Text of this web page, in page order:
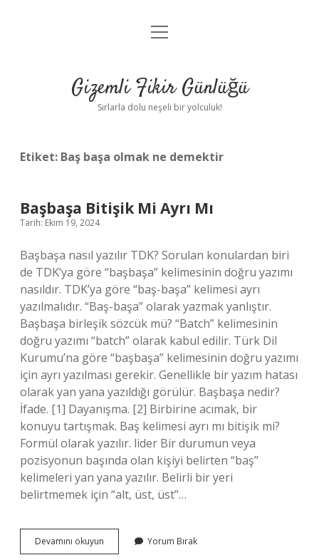
Anasayfa
Yasal Uyarı
menüyü
Gizemli Fikir Günlüğü
Sırlarla dolu neşeli bir yolculuk!
Etiket: Baş başa olmak ne demektir
Başbaşa Bitişik Mi Ayrı Mı
Tarih: Ekim 19, 2024
Başbaşa nasıl yazılır TDK? Sorulan konulardan biri
de TDK’ya göre “başbaşa” kelimesinin doğru yazımı
nasıldır. TDK’ya göre “baş-başa” kelimesi ayrı
yazılmalıdır. “Baş-başa” olarak yazmak yanlıştır.
Başbaşa birleşik sözcük mü? “Batch” kelimesinin
doğru yazımı “batch” olarak kabul edilir. Türk Dil
Kurumu’na göre “başbaşa” kelimesinin doğru yazımı
için ayrı yazılması gerekir. Genellikle bir yazım hatası
olarak yan yana yazıldığı görülür. Başbaşa nedir?
İfade. [1] Dayanışma. [2] Birbirine acımak, bir
konuyu tartışmak. Baş kelimesi ayrı mı bitişik mi?
Formül olarak yazılır. lider Bir durumun veya
pozisyonun başında olan kişiyi belirten “baş”
kelimeleri yan yana yazılır. Belirli bir yeri
belirtmemek için “alt, üst, üst”…
Devamını okuyun Başbaşa
Bitişik
Yorum Bırak